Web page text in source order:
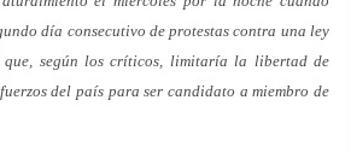
día consecutivo de protestas contra una ley
que, según los críticos, limitaría la libertad de
del país para ser candidato a miembro de